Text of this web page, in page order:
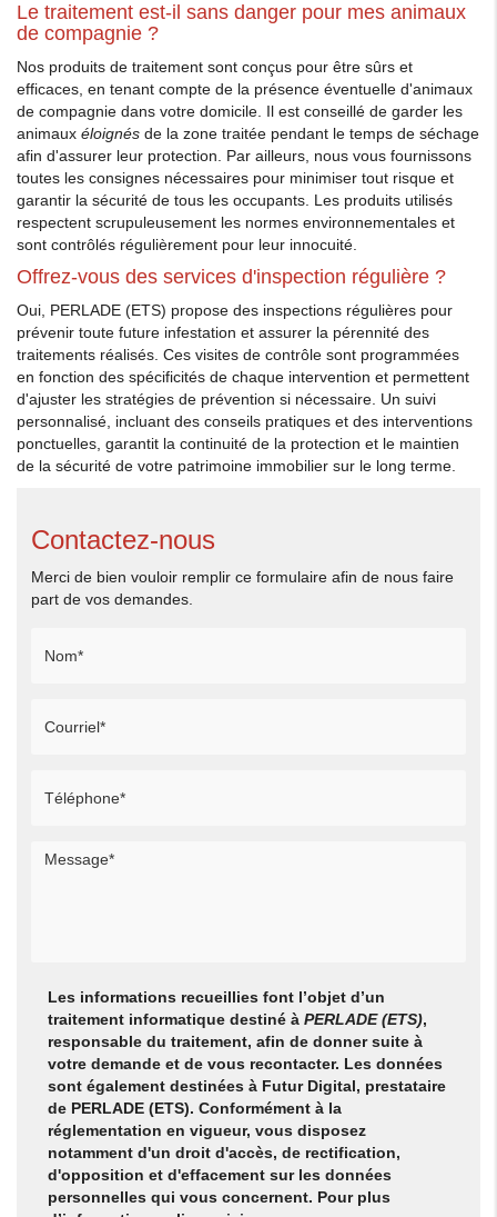
Le traitement est-il sans danger pour mes animaux
de compagnie ?
Nos produits de traitement sont conçus pour être sûrs et
efficaces, en tenant compte de la présence éventuelle d'animaux
de compagnie dans votre domicile. Il est conseillé de garder les
animaux éloignés de la zone traitée pendant le temps de séchage
afin d'assurer leur protection. Par ailleurs, nous vous fournissons
toutes les consignes nécessaires pour minimiser tout risque et
garantir la sécurité de tous les occupants. Les produits utilisés
respectent scrupuleusement les normes environnementales et
sont contrôlés régulièrement pour leur innocuité.
Offrez-vous des services d'inspection régulière ?
Oui, PERLADE (ETS) propose des inspections régulières pour
prévenir toute future infestation et assurer la pérennité des
traitements réalisés. Ces visites de contrôle sont programmées
en fonction des spécificités de chaque intervention et permettent
d'ajuster les stratégies de prévention si nécessaire. Un suivi
personnalisé, incluant des conseils pratiques et des interventions
ponctuelles, garantit la continuité de la protection et le maintien
de la sécurité de votre patrimoine immobilier sur le long terme.
Contactez-nous
Merci de bien vouloir remplir ce formulaire afin de nous faire
part de vos demandes.
Les informations recueillies font l’objet d’un
traitement informatique destiné àPERLADE (ETS),
responsable du traitement, afin de donner suite à
votre demande et de vous recontacter. Les données
sont également destinées à Futur Digital, prestataire
de PERLADE (ETS). Conformément à la
réglementation en vigueur, vous disposez
notamment d'un droit d'accès, de rectification,
d'opposition et d'effacement sur les données
personnelles qui vous concernent. Pour plus